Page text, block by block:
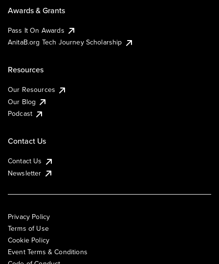
Awards & Grants
Pass It On Awards
AnitaB.org Tech Journey Scholarship
Resources
Our Resources
Our Blog
Podcast
Contact Us
Contact Us
Newsletter
Privacy Policy
Terms of Use
Cookie Policy
Event Terms & Conditions